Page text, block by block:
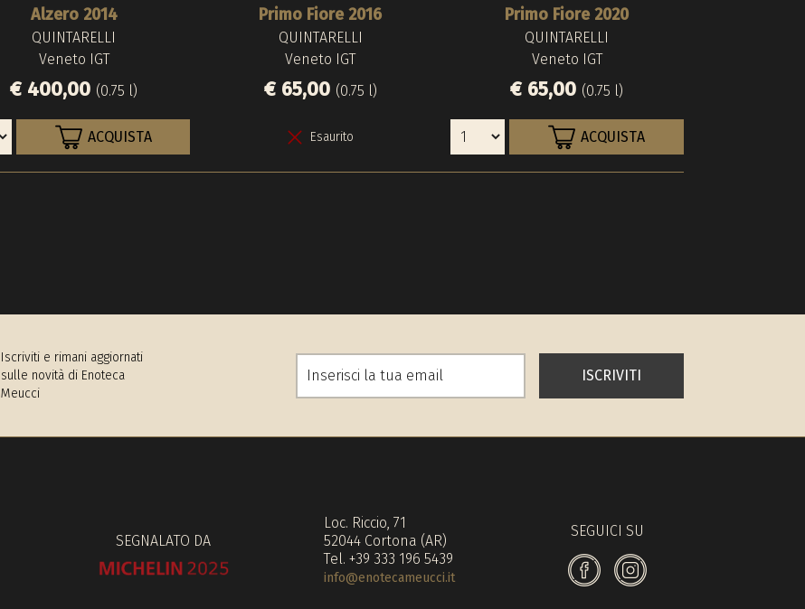
Alzero 2014
QUINTARELLI
Veneto IGT
€ 400,00 (0.75 l)
ACQUISTA
Primo Fiore 2016
QUINTARELLI
Veneto IGT
€ 65,00 (0.75 l)
Esaurito
Primo Fiore 2020
QUINTARELLI
Veneto IGT
€ 65,00 (0.75 l)
ACQUISTA
Iscriviti e rimani aggiornati
sulle novità di Enoteca
Meucci
ISCRIVITI
SEGNALATO DA
Loc. Riccio, 71
52044 Cortona (AR)
Tel. +39 333 196 5439
info@enotecameucci.it
SEGUICI SU